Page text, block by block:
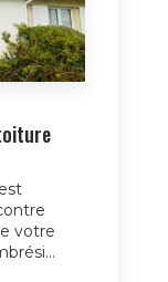
votre